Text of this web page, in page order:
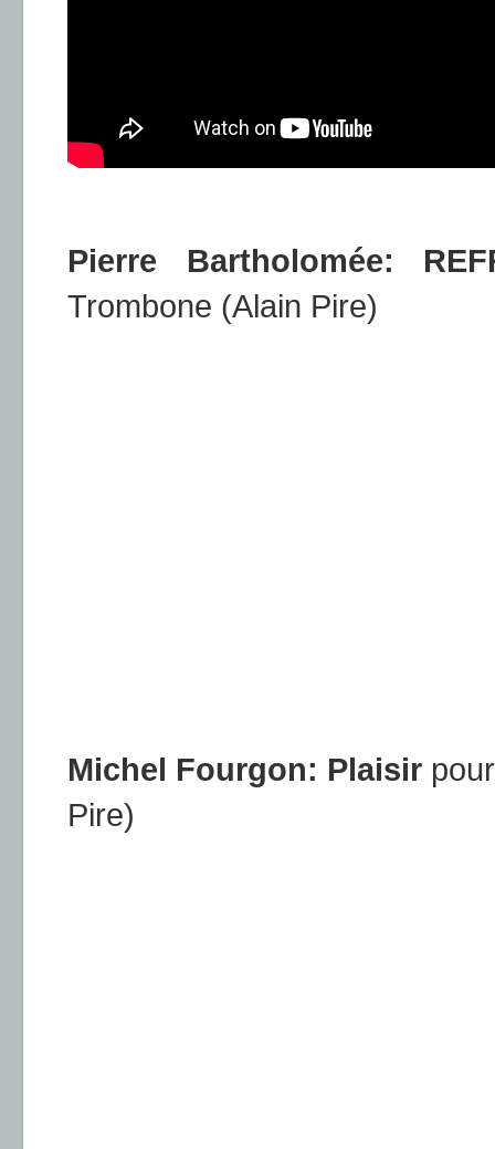
Pierre Bartholomée:
Trombone (Alain Pire)
Michel Fourgon: Plaisir
Pire)